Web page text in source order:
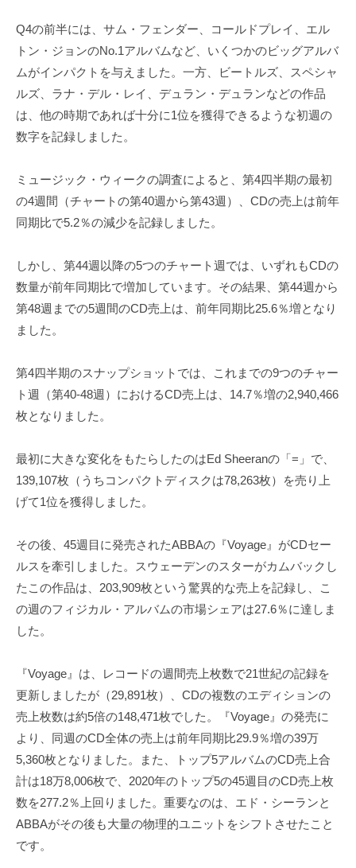
Q4の前半には、サム・フェンダー、コールドプレイ、エル
トン・ジョンのNo.1アルバムなど、いくつかのビッグアルバ
ムがインパクトを与えました。一方、ビートルズ、スペシャ
ルズ、ラナ・デル・レイ、デュラン・デュランなどの作品
は、他の時期であれば十分に1位を獲得できるような初週の
数字を記録しました。
ミュージック・ウィークの調査によると、第4四半期の最初
の4週間（チャートの第40週から第43週）、CDの売上は前年
同期比で5.2％の減少を記録しました。
しかし、第44週以降の5つのチャート週では、いずれもCDの
数量が前年同期比で増加しています。その結果、第44週から
第48週までの5週間のCD売上は、前年同期比25.6％増となり
ました。
第4四半期のスナップショットでは、これまでの9つのチャー
ト週（第40-48週）におけるCD売上は、14.7％増の2,940,466
枚となりました。
最初に大きな変化をもたらしたのはEd Sheeranの「=」で、
139,107枚（うちコンパクトディスクは78,263枚）を売り上
げて1位を獲得しました。
その後、45週目に発売されたABBAの『Voyage』がCDセー
ルスを牽引しました。スウェーデンのスターがカムバックし
たこの作品は、203,909枚という驚異的な売上を記録し、こ
の週のフィジカル・アルバムの市場シェアは27.6％に達しま
した。
『Voyage』は、レコードの週間売上枚数で21世紀の記録を
更新しましたが（29,891枚）、CDの複数のエディションの
売上枚数は約5倍の148,471枚でした。『Voyage』の発売に
より、同週のCD全体の売上は前年同期比29.9％増の39万
5,360枚となりました。また、トップ5アルバムのCD売上合
計は18万8,006枚で、2020年のトップ5の45週目のCD売上枚
数を277.2％上回りました。重要なのは、エド・シーランと
ABBAがその後も大量の物理的ユニットをシフトさせたこと
です。